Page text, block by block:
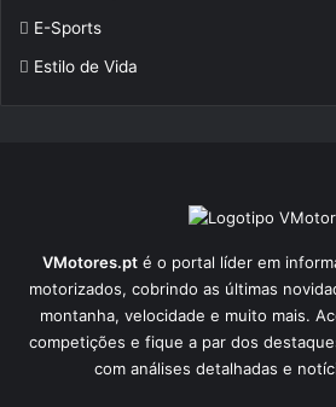
E-Sports
Estilo de Vida
VMotores.pt é o portal líder em
motorizados, cobrindo as últimas
montanha, velocidade e muito mais.
competições e fique a par dos
com análises detalhadas e